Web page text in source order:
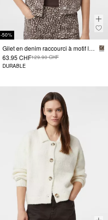
-50%
Gilet en denim raccourci à motif léopard
63.95 CHF129.90 CHF
DURABLE